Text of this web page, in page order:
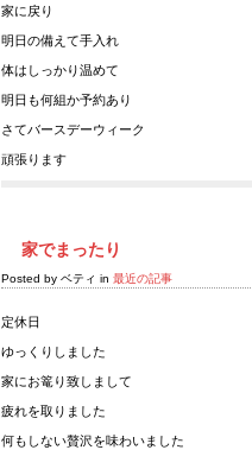
家に戻り
明日の備えて手入れ
体はしっかり温めて
明日も何組か予約あり
さてバースデーウィーク
頑張ります
家でまったり
Posted by ベティ in 最近の記事
定休日
ゆっくりしました
家にお篭り致しまして
疲れを取りました
何もしない贅沢を味わいました